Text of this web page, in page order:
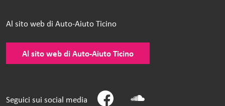
Al sito web di Auto-Aiuto Ticino
Al sito web di Auto-Aiuto Ticino
Seguici sui social media